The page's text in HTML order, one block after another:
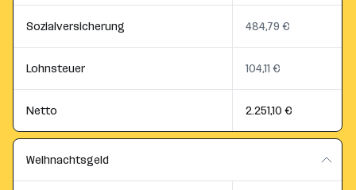
Sozialversicherung 484,79 €
Lohnsteuer 104,11 €
Netto 2.251,10 €
Weihnachtsgeld